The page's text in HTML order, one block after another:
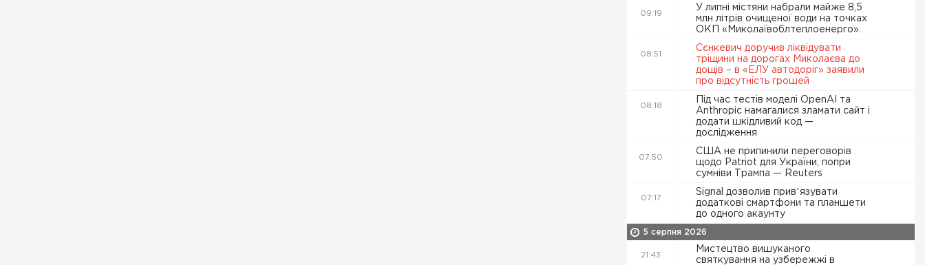
09:19
У липні містяни набрали майже 8,5
млн літрів очищеної води на точках
ОКП «Миколаївоблтеплоенерго».
08:51
Сєнкевич доручив ліквідувати
тріщини на дорогах Миколаєва до
дощів – в «ЕЛУ автодоріг» заявили
про відсутність грошей
08:18
Під час тестів моделі OpenAI та
Anthropic намагалися зламати сайт і
додати шкідливий код —
дослідження
07:50
США не припинили переговорів
щодо Patriot для України, попри
сумніви Трампа — Reuters
07:17
Signal дозволив привʼязувати
додаткові смартфони та планшети
до одного акаунту
5 серпня 2026
21:43
Мистецтво вишуканого
святкування на узбережжі в